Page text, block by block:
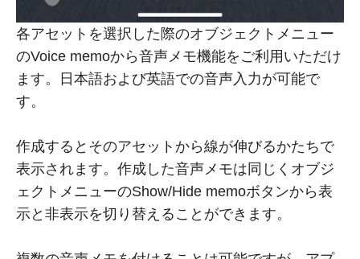
各アセットを選択した際のオブジェクトメニュー
のVoice memoから音声メモ機能をご利用いただけ
ます。日本語および英語での音声入力が可能で
す。
作成するとそのアセットから線が伸びるかたちで
表示されます。作成した音声メモは同じくオブジ
ェクトメニューのShow/Hide memoボタンから表
示と非表示を切り替えることができます。